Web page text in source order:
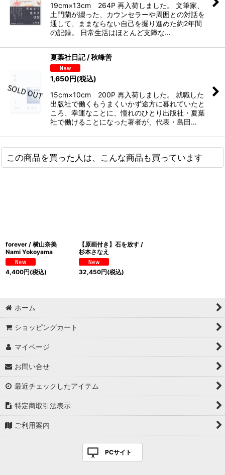
19cm×13cm 264P 再入荷しました。 文筆家、
土門蘭が綴った、カウンセラーや周囲との対話を
通して、ままならない自己を掘り進めた約2年間
の記録。 日常生活はほとんど支障な…
夏葉社日記 / 秋峰善
1,650円(税込)
15cm×10cm 200P 再入荷しました。 就職した
出版社で働くもうまくいかず途方に暮れていたと
ころ、幸運なことに、憧れのひとり出版社・夏葉
社で働けることになった著者が、代表・島田…
この商品を買った人は、こんな商品も買っています
forever / 横山奈美
Nami Yokoyama
4,400円(税込)
【原画付き】石を放す /
杉本さなえ
32,450円(税込)
ホーム
ショッピングカート
マイページ
お問い合せ
最近チェックしたアイテム
特定商取引法表示
ご利用案内
PCサイト